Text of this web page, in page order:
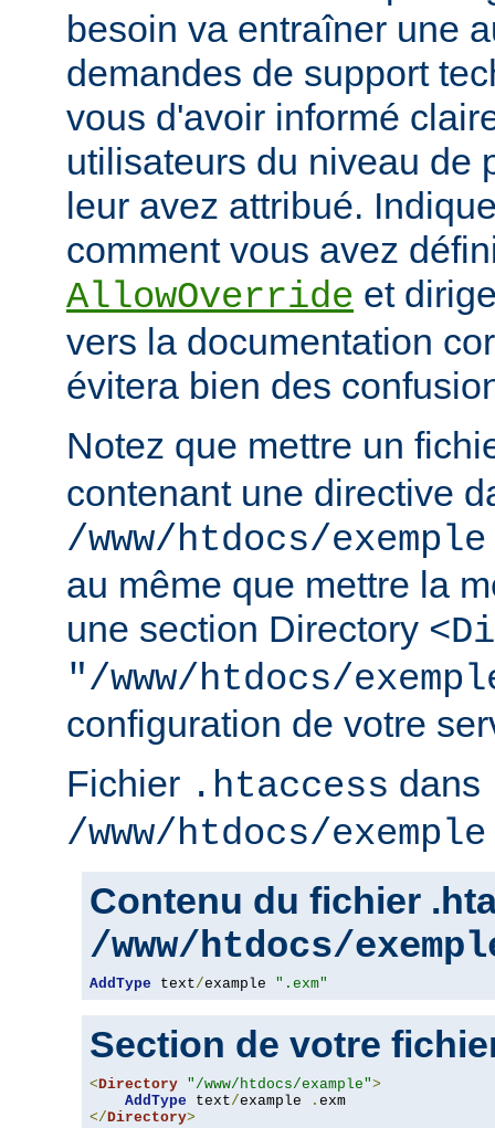
besoin va entraîner une
demandes de support
vous d'avoir informé
utilisateurs du niveau de
leur avez attribué.
comment vous avez
AllowOverride et
vers la documentation
évitera bien des
Notez que mettre un
contenant une directive
/www/htdocs/exemple
au même que mettre la
une section Directory
"/www/htdocs/
configuration de votre
Fichier .htaccess dans
/www/htdocs/exemple
Contenu du fichier
/www/htdocs/
AddType text/example ".exm"
Section de votre
<Directory "/www/htdocs/example">
AddType text/example .
</Directory>